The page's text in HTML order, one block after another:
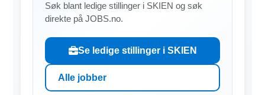
Søk blant ledige stillinger i SKIEN og søk
direkte på JOBS.no.
Se ledige stillinger i SKIEN
Alle jobber